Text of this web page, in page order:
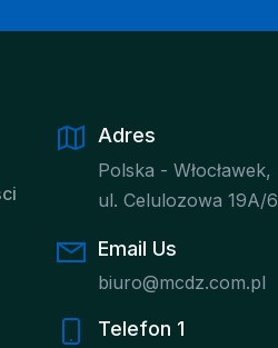
Adres
Polska - Włocławek,
ul. Celulozowa 19A/6
Email Us
biuro@mcdz.com.pl
Telefon 1